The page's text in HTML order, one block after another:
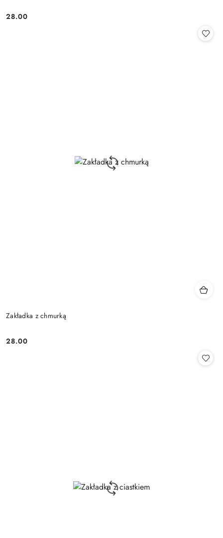
Cena:
28.00
Zakładka z chmurką
Cena:
28.00